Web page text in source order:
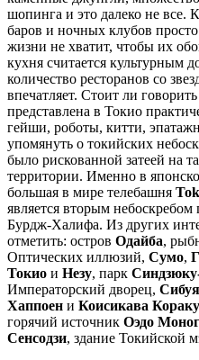
шопинга и это далеко не все.
баров и ночных клубов
жизни не хватит, чтобы их
кухня считается
количество ресторанов со
впечатляет. Стоит ли
представлена в Токио
гейши, роботы, китти,
упомянуть о токийских
было рискованной затеей на
территории. Именно в
большая в мире телебашня
является вторым небоскребом
Бурдж-Халифа. Из других
отметить: остров Одайба,
Оптических иллюзий, Сумо,
Токио и Незу, парк
Императорский дворец, Сибуя
Хаппоен и Коисикава
горячий источник Оэдо
Сенсодзи, здание Токийской